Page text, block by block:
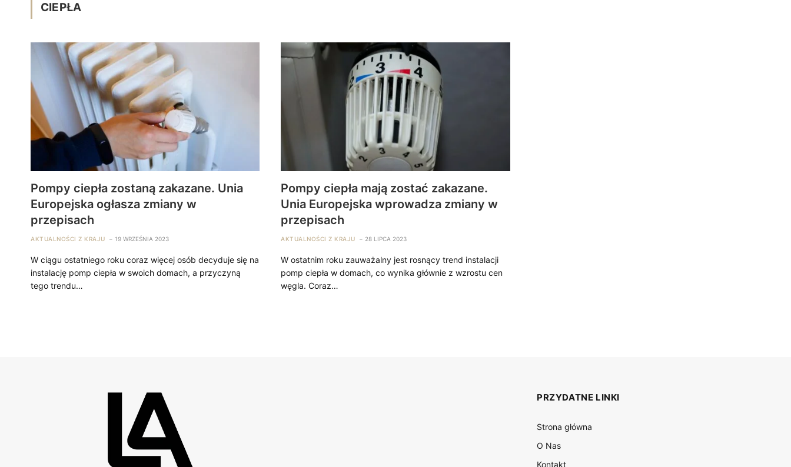
CIEPŁA
Pompy ciepła zostaną zakazane. Unia
Europejska ogłasza zmiany w
przepisach
AKTUALNOŚCI Z KRAJU 19 WRZEŚNIA 2023
W ciągu ostatniego roku coraz więcej osób decyduje się na
instalację pomp ciepła w swoich domach, a przyczyną
tego trendu…
Pompy ciepła mają zostać zakazane.
Unia Europejska wprowadza zmiany w
przepisach
AKTUALNOŚCI Z KRAJU 28 LIPCA 2023
W ostatnim roku zauważalny jest rosnący trend instalacji
pomp ciepła w domach, co wynika głównie z wzrostu cen
węgla. Coraz…
PRZYDATNE LINKI
Strona główna
O Nas
Kontakt